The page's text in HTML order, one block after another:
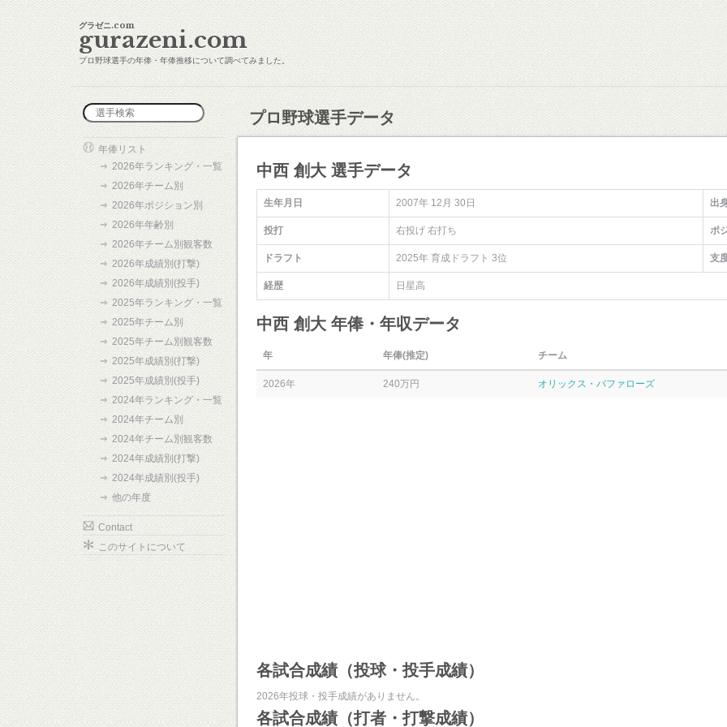
グラゼニ.com
gurazeni.com
プロ野球選手の年俸・年俸推移について調べてみました。
年俸リスト
2026年ランキング・一覧
2026年チーム別
2026年ポジション別
2026年年齢別
2026年チーム別観客数
2026年成績別(打撃)
2026年成績別(投手)
2025年ランキング・一覧
2025年チーム別
2025年チーム別観客数
2025年成績別(打撃)
2025年成績別(投手)
2024年ランキング・一覧
2024年チーム別
2024年チーム別観客数
2024年成績別(打撃)
2024年成績別(投手)
他の年度
Contact
このサイトについて
プロ野球選手データ
中西 創大 選手データ
生年月日 2007年 12月 30日 出
投打 右投げ 右打ち ポ
ドラフト 2025年 育成ドラフト 3位 支
経歴 日星高
中西 創大 年俸・年収データ
年 年俸(推定) チーム
2026年 240万円 オリックス・バファローズ
各試合成績（投球・投手成績）
2026年投球・投手成績がありません。
各試合成績（打者・打撃成績）